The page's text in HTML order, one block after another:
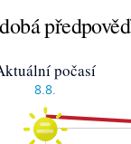
předpověď
počasí
8.8.
37
31